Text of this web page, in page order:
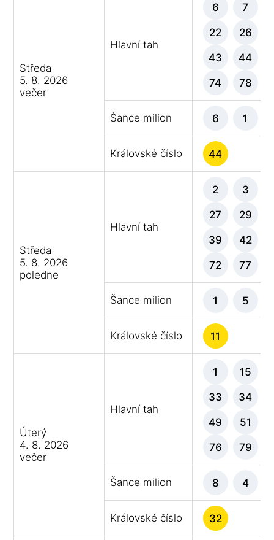
Středa
5. 8. 2026
večer
Hlavní tah
6 7
22 26
43 44
74 78
Šance milion 6 1
Královské číslo 44
Středa
5. 8. 2026
poledne
Hlavní tah
2 3
27 29
39 42
72 77
Šance milion 1 5
Královské číslo 11
Úterý
4. 8. 2026
večer
Hlavní tah
1 15
33 34
49 51
76 79
Šance milion 8 4
Královské číslo 32